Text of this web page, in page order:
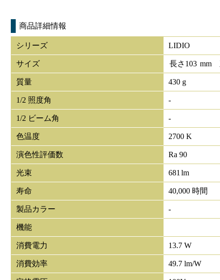
商品詳細情報
シリーズ LIDIO
サイズ 長さ 103 mm
質量 430 g
1/2 照度角 -
1/2 ビーム角 -
色温度 2700 K
演色性評価数 Ra 90
光束 681 lm
寿命 40,000 時間
製品カラー -
機能
消費電力 13.7 W
消費効率 49.7 lm/W